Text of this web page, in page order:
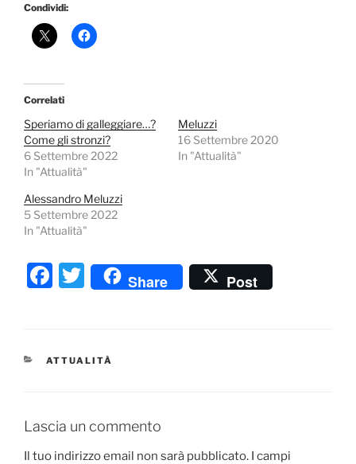
Condividi:
Correlati
Speriamo di galleggiare…?
Come gli stronzi?
6 Settembre 2022
In "Attualità"
Meluzzi
16 Settembre 2020
In "Attualità"
Alessandro Meluzzi
5 Settembre 2022
In "Attualità"
F
e
o
k
T
w
er
Share Post
CATEGORIE
ATTUALITÀ
Lascia un commento
Il tuo indirizzo email non sarà pubblicato. I campi